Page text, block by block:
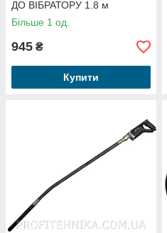
ДО ВІБРАТОРУ 1.8 м
Більше 1 од.
945 ₴
Купити